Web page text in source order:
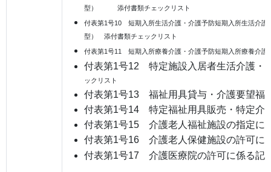
型） 添付書類チェックリスト
付表第1号10 短期入所生活介護・介護予防短期入所生活介護
型） 添付書類チェックリスト
付表第1号11 短期入所療養介護・介護予防短期入所療養介
付表第1号12 特定施設入居者生活介護・
ックリスト
付表第1号13 福祉用具貸与・介護要望福
付表第1号14 特定福祉用具販売・特定介
付表第1号15 介護老人福祉施設の指定に
付表第1号16 介護老人保健施設の許可に
付表第1号17 介護医療院の許可に係る記